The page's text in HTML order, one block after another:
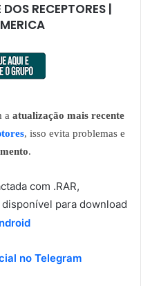
RECEPTORES |
a atualização mais recente
, isso evita problemas e
.
com .RAR,
disponível para download
no Telegram